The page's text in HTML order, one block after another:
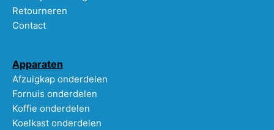
Retourneren
Contact
Apparaten
Afzuigkap onderdelen
Fornuis onderdelen
Koffie onderdelen
Koelkast onderdelen